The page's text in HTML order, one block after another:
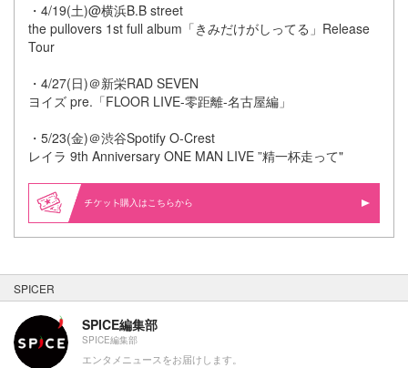
・4/19(土)@横浜B.B street
the pullovers 1st full album「きみだけがしってる」Release
Tour
・4/27(日)＠新栄RAD SEVEN
ヨイズ pre.「FLOOR LIVE-零距離-名古屋編」
・5/23(金)＠渋谷Spotify O-Crest
レイラ 9th Anniversary ONE MAN LIVE ”精一杯走って"
購入はこちらから
SPICER
SPICE編集部
SPICE編集部
エンタメニュースをお届けします。